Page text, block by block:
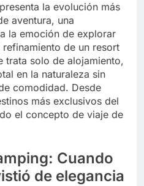
la evolución más
aventura, una
la emoción de explorar
de un resort
trata solo de alojamiento,
en la naturaleza sin
comodidad. Desde
más exclusivos del
el concepto de viaje de
Cuando
de elegancia